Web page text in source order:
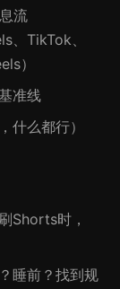
流
、TikTok、
）
准线
什么都行）
Shorts时，
睡前？找到规